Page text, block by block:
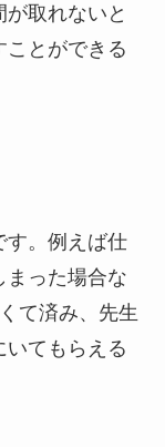
取れないと
ことができる
す。例えば仕
まった場合な
て済み、先生
てもらえる